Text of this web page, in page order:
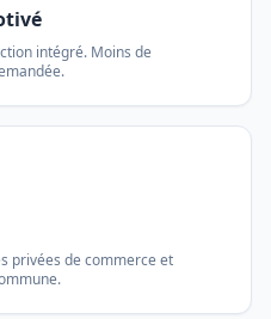
intégré. Moins de
privées de commerce et